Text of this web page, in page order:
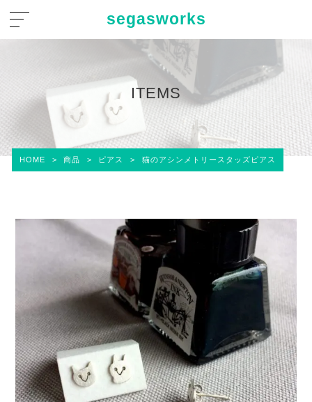
segasworks
ITEMS
HOME > 商品 > ピアス > 猫のアシンメトリースタッズピアス